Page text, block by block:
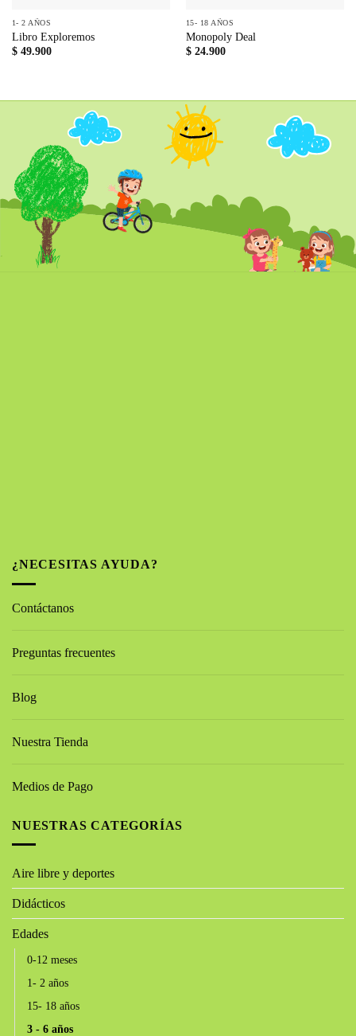
1- 2 AÑOS
Libro Exploremos
$49.900
15- 18 AÑOS
Monopoly Deal
$24.900
¿NECESITAS AYUDA?
Contáctanos
Preguntas frecuentes
Blog
Nuestra Tienda
Medios de Pago
NUESTRAS CATEGORÍAS
Aire libre y deportes
Didácticos
Edades
0-12 meses
1- 2 años
15- 18 años
3 - 6 años